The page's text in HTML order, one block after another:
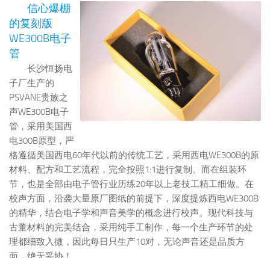
信心爆棚
的复刻版
WE300B电子
管
长沙恒扬电
子厂生产的
PSVANE贵族之
声WE300B电子
管，采用美国西
电300B原型，严
格遵循美国西电60年代以前的传统工艺，采用西电WE300B的原
材料、配方和工艺流程，完全按照1:1进行复制。而在组装环
节，也是全部由电子管行业历练20年以上老技工精工细做。在
校声方面，沿袭大量原厂图纸的前提下，深度提炼西电WE300B
的精华，结合电子学和声音美学的概念进行校声。现代科技与
古董材料的完美结合，采用纯手工制作，每一个生产环节的处
理都细致入微，因此每日只生产10对，无论声音还是品质方